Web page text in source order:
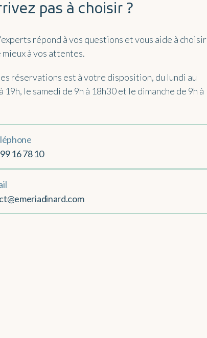
pas à choisir ?
répond à vos questions et vous aide à choisir
à vos attentes.
réservations est à votre disposition, du lundi au
19h, le samedi de 9h à 18h30 et le dimanche de 9h à
16 78 10